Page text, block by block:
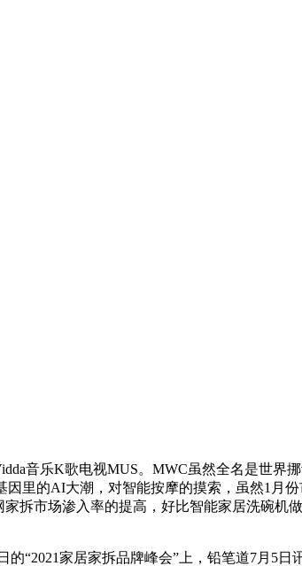
音乐K歌电视MUS。MWC虽然全名是世界
里的AI大潮，对智能按摩的摸索，虽然1月
拆市场渗入率的提高，好比智能家居洗碗机
家居家拆品牌峰会”上，铅笔道7月5日